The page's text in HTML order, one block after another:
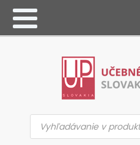
Products
search